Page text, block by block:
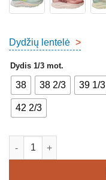
Dydžių lentelė >
Dydis 1/3 mot.
38 38 2/3 39 1/3
42 2/3
produkto kiekis: Hoka